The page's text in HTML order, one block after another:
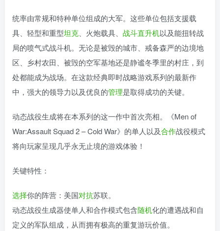
统率由常规和特种单位组成的大军。这些单位包括支援载
具、轻型和重型坦克 、火炮载具、 战斗直升机以及能扭转战
局的喷气式战斗机。无论是被毁的城市、戒备森严的边境地
区、乡村农田、被毁的空军基地还是静谧冬季里的村庄，到
处都能成为战场。在这款经典即时战略游戏系列的最新作
中，强大的领导力以及优良的管理是取得成功的关键。
动态战役生成将在本系列的这一作中首次亮相。《Men of
War:Assault Squad 2 – Cold War》的单人以及合作战役模式
将向玩家呈现几乎永无止境的游戏体验！
关键特性：
选择你的阵营：美国对抗苏联。
动态战役生成器使单人和合作模式包含随机化的遭遇战和自
定义的军队组成，从而拥有极高的重复游玩价值。